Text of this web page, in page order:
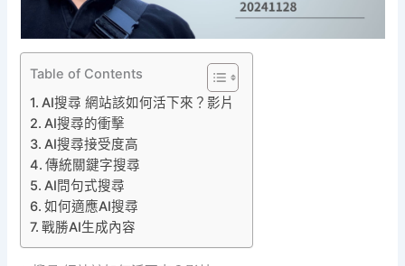
Table of Contents
AI搜尋 網站該如何活下來？影片
AI搜尋的衝擊
AI搜尋接受度高
傳統關鍵字搜尋
AI問句式搜尋
如何適應AI搜尋
戰勝AI生成內容